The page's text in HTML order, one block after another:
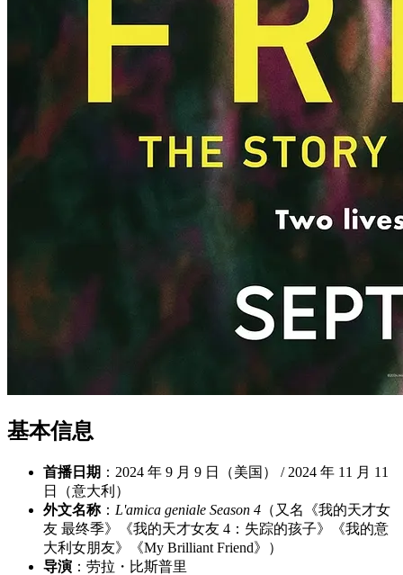
基本信息
首播日期 ：2024 年 9 月 9 日（美国） / 2024 年 11 月 11
日（意大利）
外文名称： L'amica geniale Season 4 （又名《我的天才女
友 最终季》《我的天才女友 4：失踪的孩子》《我的意
大利女朋友》《My Brilliant Friend》）
导演 ：劳拉・比斯普里